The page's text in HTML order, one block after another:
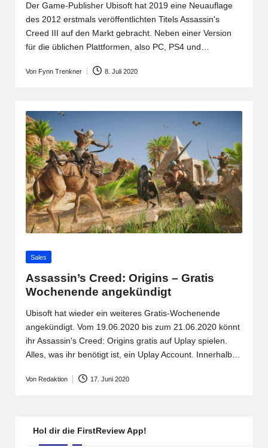
Der Game-Publisher Ubisoft hat 2019 eine Neuauflage
des 2012 erstmals veröffentlichten Titels Assassin's
Creed III auf den Markt gebracht. Neben einer Version
für die üblichen Plattformen, also PC, PS4 und…
Posted
Von Fynn Trenkner 8. Juli 2020
Posted
Sales
Assassin’s Creed: Origins – Gratis
Wochenende angekündigt
Ubisoft hat wieder ein weiteres Gratis-Wochenende
angekündigt. Vom 19.06.2020 bis zum 21.06.2020 könnt
ihr Assassin's Creed: Origins gratis auf Uplay spielen.
Alles, was ihr benötigt ist, ein Uplay Account. Innerhalb…
Von Redaktion 17. Juni 2020
Hol dir die FirstReview App!